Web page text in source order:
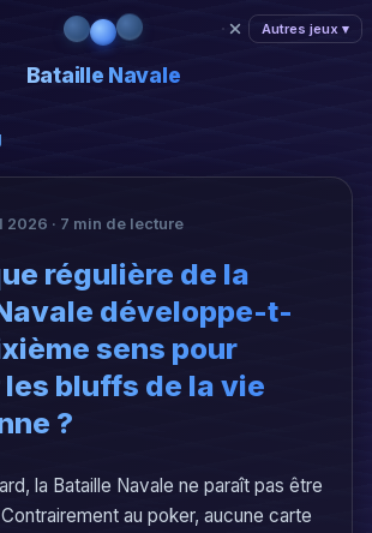
Bataille Navale
2026 · 7 min de lecture
régulière de la
développe-t-
sens pour
bluffs de la vie
?
la Bataille Navale ne paraît pas être
au poker, aucune carte
Autres jeux ▾